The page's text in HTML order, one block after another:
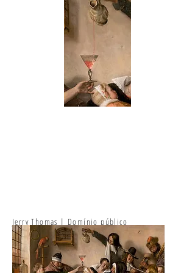
Jerry Thomas | Domínio público